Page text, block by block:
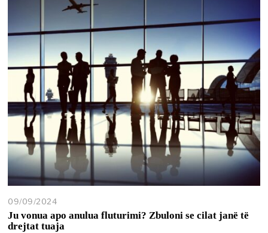
09/09/2024
Ju vonua apo anulua fluturimi? Zbuloni se cilat janë të
drejtat tuaja